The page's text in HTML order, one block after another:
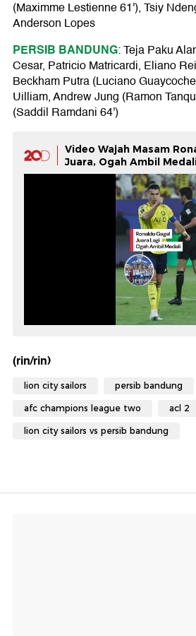
(Maximme Lestienne 61'), Tsiy
Anderson Lopes
PERSIB BANDUNG: Teja Paku
Cesar, Patricio Matricardi, Eliano
Beckham Putra (Luciano
Uilliam, Andrew Jung (Ramon
(Saddil Ramdani 64')
Video Wajah Masam
Juara, Ogah Ambil
(rin/rin)
lion city sailors persib bandung
afc champions league two acl 2
lion city sailors vs persib bandung